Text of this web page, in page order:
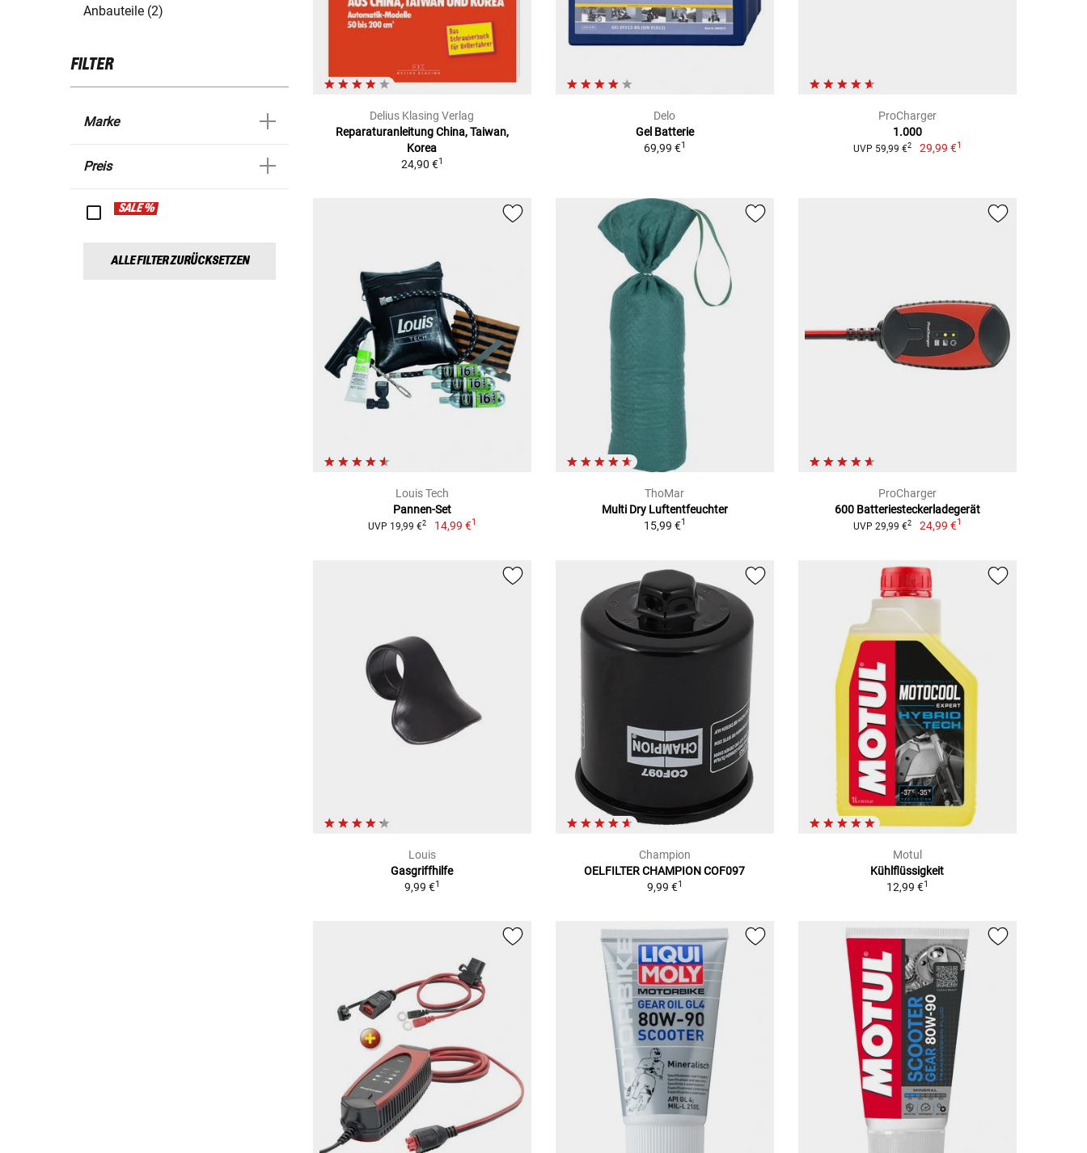
Anbauteile (2)
FILTER
Marke
Preis
SALE %
ALLE FILTER ZURÜCKSETZEN
Delius Klasing Verlag
Reparaturanleitung China, Taiwan,
Korea
24,90 €1
Delo
Gel Batterie
69,99 €1
ProCharger
1.000
UVP 59,99 €2 29,99 €1
Louis Tech
Pannen-Set
UVP 19,99 €2 14,99 €1
ThoMar
Multi Dry Luftentfeuchter
15,99 €1
ProCharger
600 Batteriesteckerladegerät
UVP 29,99 €2 24,99 €1
Louis
Gasgriffhilfe
9,99 €1
Champion
OELFILTER CHAMPION COF097
9,99 €1
Motul
Kühlflüssigkeit
12,99 €1